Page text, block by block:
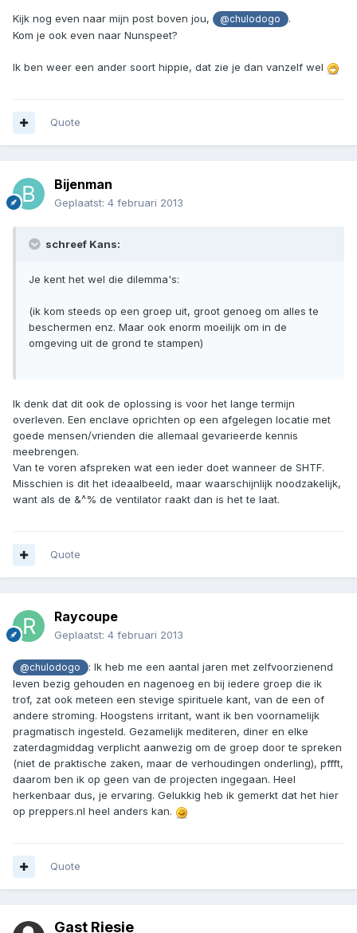
Kijk nog even naar mijn post boven jou, @chulodogo
.
Kom je ook even naar Nunspeet?
Ik ben weer een ander soort hippie, dat zie je dan vanzelf wel
Quote
Bijenman
Geplaatst: 4 februari 2013
schreef Kans:
Je kent het wel die dilemma's:
(ik kom steeds op een groep uit, groot genoeg om alles te
beschermen enz. Maar ook enorm moeilijk om in de
omgeving uit de grond te stampen)
Ik denk dat dit ook de oplossing is voor het lange termijn
overleven. Een enclave oprichten op een afgelegen locatie met
goede mensen/vrienden die allemaal gevarieerde kennis
meebrengen.
Van te voren afspreken wat een ieder doet wanneer de SHTF.
Misschien is dit het ideaalbeeld, maar waarschijnlijk noodzakelijk,
want als de &^% de ventilator raakt dan is het te laat.
Quote
Raycoupe
Geplaatst: 4 februari 2013
@chulodogo
: Ik heb me een aantal jaren met zelfvoorzienend
leven bezig gehouden en nagenoeg en bij iedere groep die ik
trof, zat ook meteen een stevige spirituele kant, van de een of
andere stroming. Hoogstens irritant, want ik ben voornamelijk
pragmatisch ingesteld. Gezamelijk mediteren, diner en elke
zaterdagmiddag verplicht aanwezig om de groep door te spreken
(niet de praktische zaken, maar de verhoudingen onderling), pffft,
daarom ben ik op geen van de projecten ingegaan. Heel
herkenbaar dus, je ervaring. Gelukkig heb ik gemerkt dat het hier
op preppers.nl heel anders kan.
Quote
Gast Riesie